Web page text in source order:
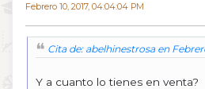
Febrero 10, 2017, 04:04:04 PM
Cita de: abelhinestrosa en
Y a cuanto lo tienes en venta?